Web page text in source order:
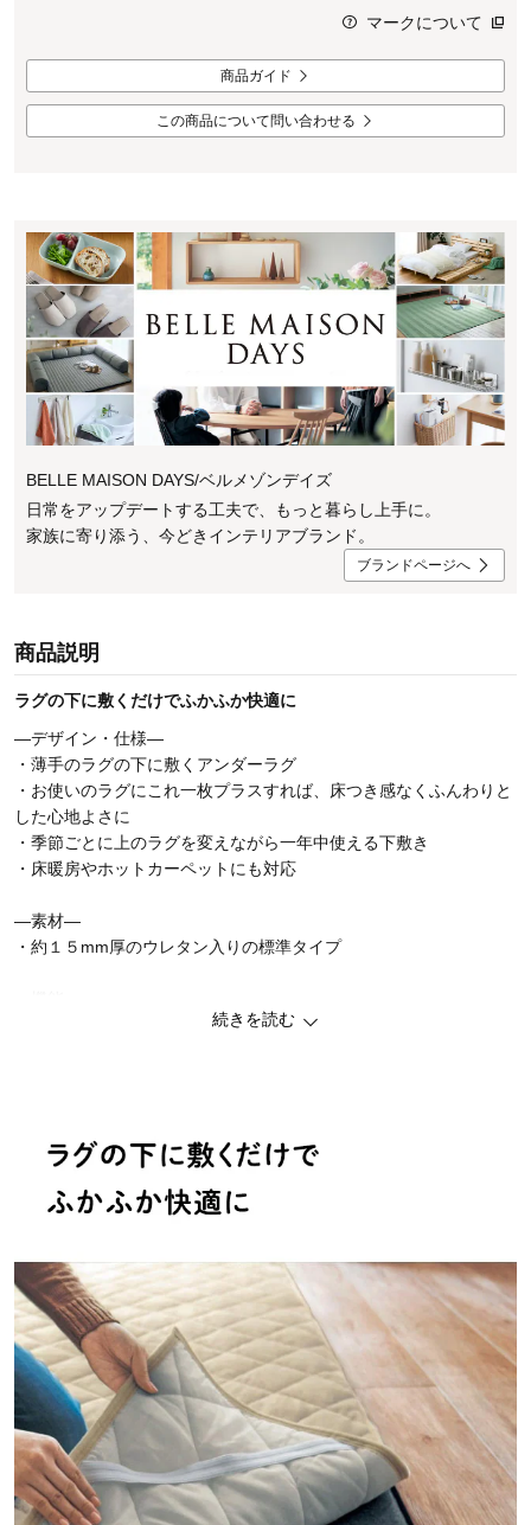
マークについて
商品ガイド
この商品について問い合わせる
BELLE MAISON DAYS/ベルメゾンデイズ
日常をアップデートする工夫で、もっと暮らし上手に。
家族に寄り添う、今どきインテリアブランド。
ブランドページへ
商品説明
ラグの下に敷くだけでふかふか快適に
―デザイン・仕様―
・薄手のラグの下に敷くアンダーラグ
・お使いのラグにこれ一枚プラスすれば、床つき感なくふんわりと
した心地よさに
・季節ごとに上のラグを変えながら一年中使える下敷き
・床暖房やホットカーペットにも対応
―素材―
・約１５mm厚のウレタン入りの標準タイプ
続きを読む